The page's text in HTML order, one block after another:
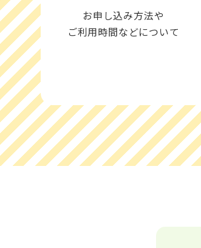
お申し込み方法や
ご利用時間などについて